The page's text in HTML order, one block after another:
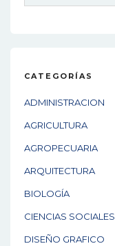
CATEGORÍAS
ADMINISTRACION
AGRICULTURA
AGROPECUARIA
ARQUITECTURA
BIOLOGÍA
CIENCIAS SOCIALES
DISEÑO GRAFICO